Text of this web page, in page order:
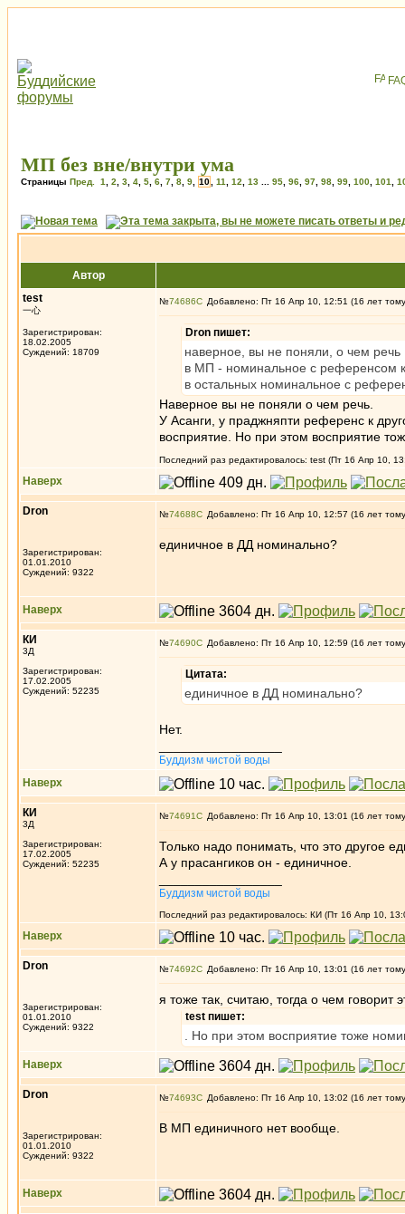
МП без вне/внутри ума
Страницы Пред. 1 2 3 4 5 6 7 8 9 10 11 12 13 95 96 97 98 99 100 101
Автор
test
一心
Зарегистрирован:
18.02.2005
Суждений: 18709
№74686 Добавлено: Пт 16 Апр 10, 12:51 (16 лет
Dron пишет:
наверное, вы не поняли, о чем речь
в МП - номинальное с референсом
в остальных номинальное с
Наверное вы не поняли о чем речь.
У Асанги, у праджняпти референс к
восприятие. Но при этом восприятие
Последний раз редактировалось: test (Пт 16 Апр 10,
Наверх
Dron
Зарегистрирован:
01.01.2010
Суждений: 9322
№74688 Добавлено: Пт 16 Апр 10, 12:57 (16 лет
единичное в ДД номинально?
Наверх
КИ
3Д
Зарегистрирован:
17.02.2005
Суждений: 52235
№74690 Добавлено: Пт 16 Апр 10, 12:59 (16 лет
Цитата:
единичное в ДД номинально?
Нет.
Буддизм чистой воды
Наверх
КИ
3Д
Зарегистрирован:
17.02.2005
Суждений: 52235
№74691 Добавлено: Пт 16 Апр 10, 13:01 (16 лет
Только надо понимать, что это другое
А у прасангиков он - единичное.
Буддизм чистой воды
Последний раз редактировалось: КИ (Пт 16 Апр 10,
Наверх
Dron
Зарегистрирован:
01.01.2010
Суждений: 9322
№74692 Добавлено: Пт 16 Апр 10, 13:01 (16 лет
я тоже так, считаю, тогда о чем говорит
test пишет:
. Но при этом восприятие тоже
Наверх
Dron
Зарегистрирован:
01.01.2010
Суждений: 9322
№74693 Добавлено: Пт 16 Апр 10, 13:02 (16 лет
В МП единичного нет вообще.
Наверх